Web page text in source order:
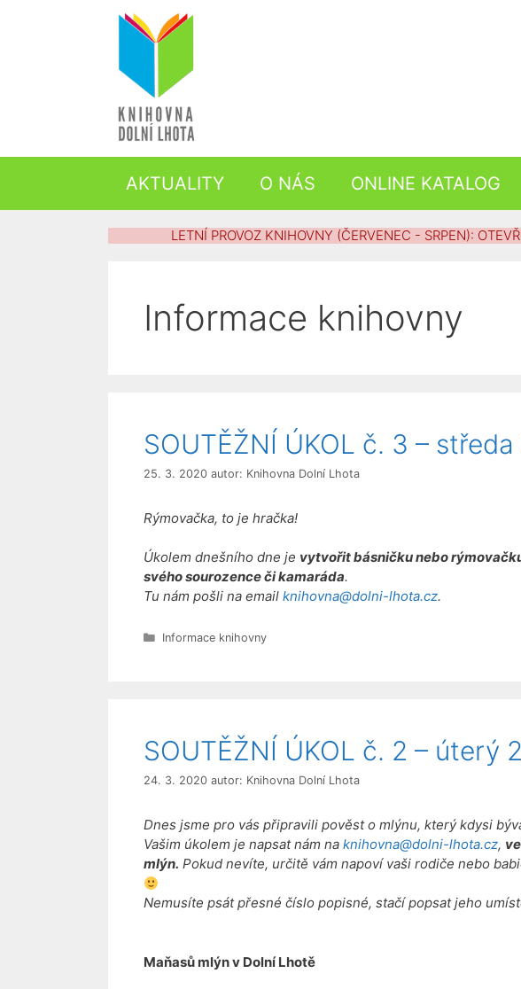
AKTUALITY O NÁS ONLINE KATALOG
LETNÍ PROVOZ KNIHOVNY (ČERVENEC - SRPEN):
Informace knihovny
SOUTĚŽNÍ ÚKOL č. 3 –
25. 3. 2020 autor: Knihovna Dolní Lhota
Rýmovačka, to je hračka!
Úkolem dnešního dne je vytvořit básničku nebo
svého sourozence či kamaráda.
Tu nám pošli na email knihovna@dolni-lhota.cz.
Rubriky
Informace knihovny
SOUTĚŽNÍ ÚKOL č. 2 – úterý
24. 3. 2020 autor: Knihovna Dolní Lhota
Dnes jsme pro vás připravili pověst o mlýnu, který kdysi
Vašim úkolem je napsat nám na knihovna@dolni-lhota.cz,
mlýn. Pokud nevíte, určitě vám napoví vaši rodiče nebo
Nemusíte psát přesné číslo popisné, stačí popsat jeho
Maňasů mlýn v Dolní Lhotě